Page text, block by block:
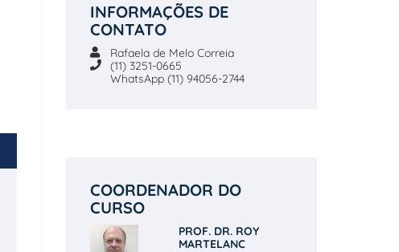
INFORMAÇÕES DE
CONTATO
Rafaela de Melo Correia
(11) 3251-0665
WhatsApp (11) 94056-2744
COORDENADOR DO
CURSO
PROF. DR. ROY
MARTELANC